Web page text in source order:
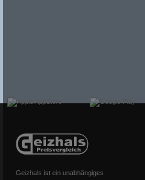
Geizhals ist ein unabhängiges